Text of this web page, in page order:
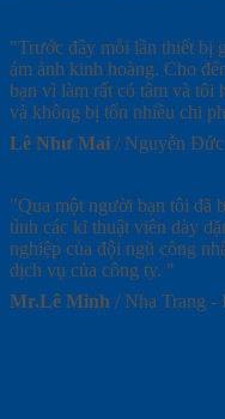
"Trước đây mỗi lần thiết bị
ám ảnh kinh hoàng. Cho
bạn vì làm rất có tâm và tôi
và không bị tốn nhiều chi
Lê Như Mai / Nguyễn
"Qua một người bạn tôi đã
tình các kĩ thuật viên dày
nghiệp của đội ngũ công
dịch vụ của công ty. "
Mr.Lê Minh / Nha Trang -